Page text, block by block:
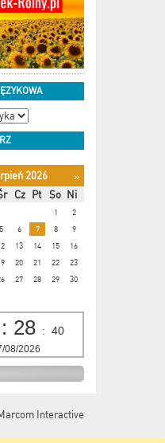
2026
»
Cz Pt So Ni
1
2
5 6 7 8
9
13 14 15
16
20 21 22
23
27 28 29
30
: 28 : 40
08/2026
Interactive